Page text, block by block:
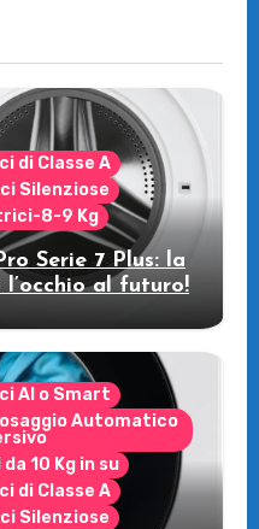
di Classe A
Silenziose
8-9 Kg
Serie 7 Plus: la
al futuro!
AI o Smart
Automatico
10 Kg in su
di Classe A
Silenziose